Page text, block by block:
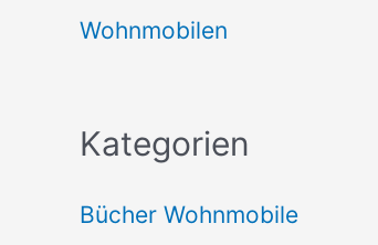
Wohnmobilen
Kategorien
Bücher Wohnmobile